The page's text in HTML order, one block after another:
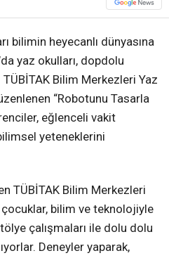
bilimin heyecanlı dünyasına
yaz okulları, dopdolu
Bilim Merkezleri Yaz
“Robotunu Tasarla
eğlenceli vakit
yeteneklerini
TÜBİTAK Bilim Merkezleri
bilim ve teknolojiyle
çalışmaları ile dolu dolu
Deneyler yaparak,